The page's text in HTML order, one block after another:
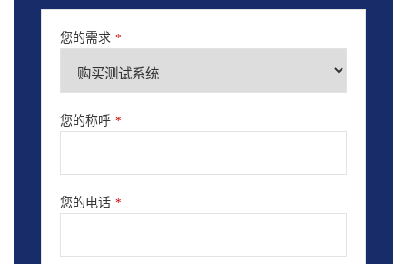
您的需求 *
您的称呼 *
您的电话 *